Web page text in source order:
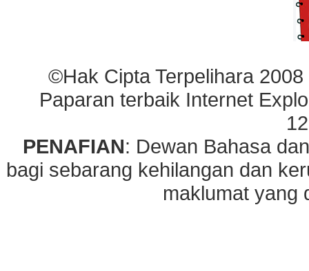
©Hak Cipta Terpelihara
Paparan terbaik Internet
PENAFIAN: Dewan Bahasa
bagi sebarang kehilangan dan
maklumat yang